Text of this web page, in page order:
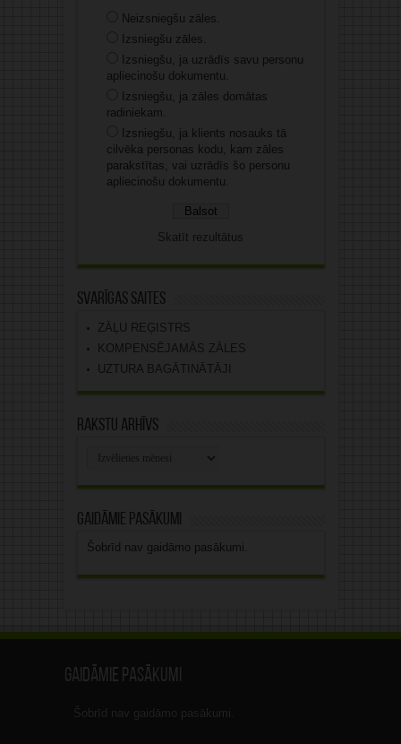
Neizsniegšu zāles.
Izsniegšu zāles.
Izsniegšu, ja uzrādīs savu personu
apliecinošu dokumentu.
Izsniegšu, ja zāles domātas
radiniekam.
Izsniegšu, ja klients nosauks tā
cilvēka personas kodu, kam zāles
parakstītas, vai uzrādīs šo personu
apliecinošu dokumentu.
Skatīt rezultātus
Svarīgas saites
ZĀĻU REĢISTRS
KOMPENSĒJAMĀS ZĀLES
UZTURA BAGĀTINĀTĀJI
Rakstu arhīvs
Gaidāmie pasākumi
Šobrīd nav gaidāmo pasākumi.
Gaidāmie pasākumi
Šobrīd nav gaidāmo pasākumi.